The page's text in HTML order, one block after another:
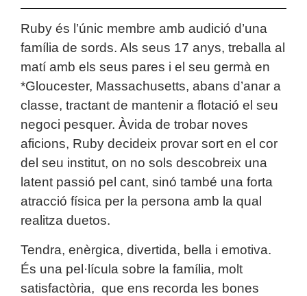
Ruby és l’únic membre amb audició d’una
família de sords. Als seus 17 anys, treballa al
matí amb els seus pares i el seu germà en
*Gloucester, Massachusetts, abans d’anar a
classe, tractant de mantenir a flotació el seu
negoci pesquer. Àvida de trobar noves
aficions, Ruby decideix provar sort en el cor
del seu institut, on no sols descobreix una
latent passió pel cant, sinó també una forta
atracció física per la persona amb la qual
realitza duetos.
Tendra, enèrgica, divertida, bella i emotiva.
És una pel·lícula sobre la família, molt
satisfactòria, que ens recorda les bones